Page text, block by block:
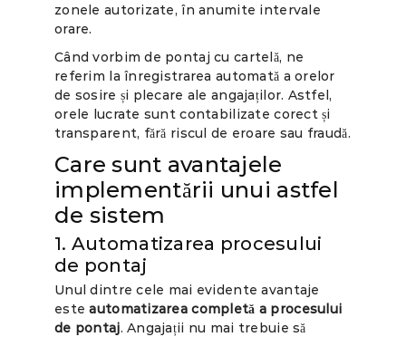
zonele autorizate, în anumite intervale
orare.
Când vorbim de pontaj cu cartelă, ne
referim la înregistrarea automată a orelor
de sosire și plecare ale angajaților. Astfel,
orele lucrate sunt contabilizate corect și
transparent, fără riscul de eroare sau fraudă.
Care sunt avantajele
implementării unui astfel
de sistem
1. Automatizarea procesului
de pontaj
Unul dintre cele mai evidente avantaje
esteautomatizarea completă a procesului
de pontaj. Angajații nu mai trebuie să